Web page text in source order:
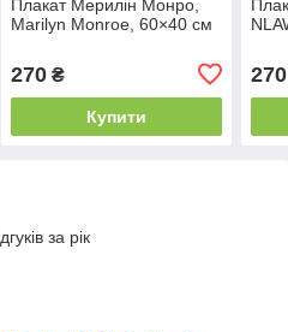
Плакат Мерилін Монро,
Marilyn Monroe, 60×40 см
270₴
Купити
270
за рік